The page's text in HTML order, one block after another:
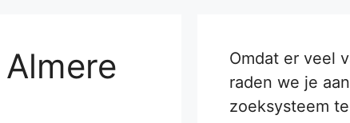
Omdat er veel
raden we je
zoeksysteem